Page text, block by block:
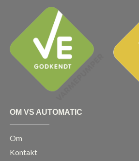
o
t
g
r
a
m
e
d
OM VS AUTOMATIC
Om
Kontakt